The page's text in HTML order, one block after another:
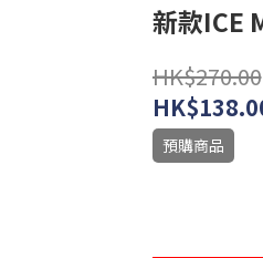
新款ICE
HK$270.00
預購商品